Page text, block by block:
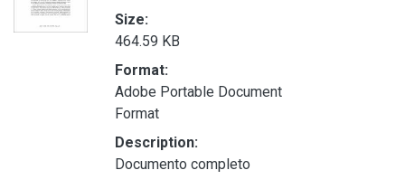
Size:
464.59 KB
Format:
Adobe Portable Document
Format
Description:
Documento completo